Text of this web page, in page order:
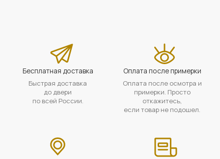
Бесплатная доставка
Быстрая доставка
до двери
по всей России.
Оплата после примерки
Оплата после осмотра и
примерки. Просто
откажитесь,
если товар не подошел.